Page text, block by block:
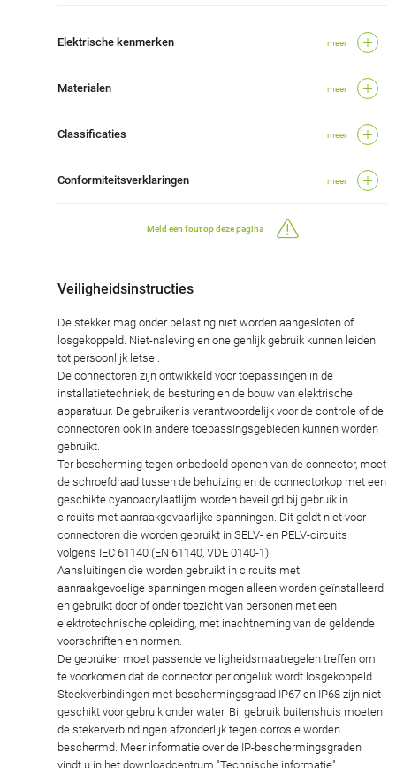
Elektrische kenmerken meer
Materialen meer
Classificaties meer
Conformiteitsverklaringen meer
Meld een fout op deze pagina
Veiligheidsinstructies
De stekker mag onder belasting niet worden aangesloten of
losgekoppeld. Niet-naleving en oneigenlijk gebruik kunnen leiden
tot persoonlijk letsel.
De connectoren zijn ontwikkeld voor toepassingen in de
installatietechniek, de besturing en de bouw van elektrische
apparatuur. De gebruiker is verantwoordelijk voor de controle of de
connectoren ook in andere toepassingsgebieden kunnen worden
gebruikt.
Ter bescherming tegen onbedoeld openen van de connector, moet
de schroefdraad tussen de behuizing en de connectorkop met een
geschikte cyanoacrylaatlijm worden beveiligd bij gebruik in
circuits met aanraakgevaarlijke spanningen. Dit geldt niet voor
connectoren die worden gebruikt in SELV- en PELV-circuits
volgens IEC 61140 (EN 61140, VDE 0140-1).
Aansluitingen die worden gebruikt in circuits met
aanraakgevoelige spanningen mogen alleen worden geïnstalleerd
en gebruikt door of onder toezicht van personen met een
elektrotechnische opleiding, met inachtneming van de geldende
voorschriften en normen.
De gebruiker moet passende veiligheidsmaatregelen treffen om
te voorkomen dat de connector per ongeluk wordt losgekoppeld.
Steekverbindingen met beschermingsgraad IP67 en IP68 zijn niet
geschikt voor gebruik onder water. Bij gebruik buitenshuis moeten
de stekerverbindingen afzonderlijk tegen corrosie worden
beschermd. Meer informatie over de IP-beschermingsgraden
vindt u in het downloadcentrum "Technische informatie".